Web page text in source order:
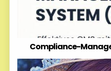
Compliance-